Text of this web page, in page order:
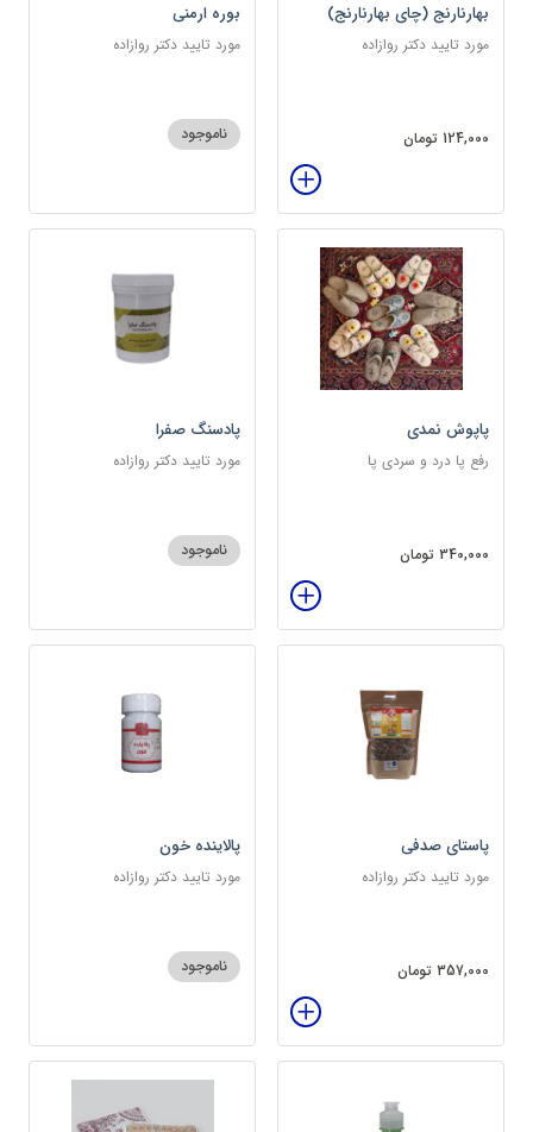
بهارنارنج (چای بهارنارنج)
مورد تایید دکتر روازاده
124,000 تومان
بوره ارمنی
مورد تایید دکتر روازاده
ناموجود
پاپوش نمدی
رفع پا درد و سردی پا
340,000 تومان
پادسنگ صفرا
مورد تایید دکتر روازاده
ناموجود
پاستای صدفی
مورد تایید دکتر روازاده
357,000 تومان
پالاینده خون
مورد تایید دکتر روازاده
ناموجود